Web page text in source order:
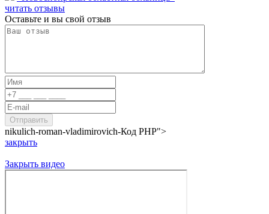
читать отзывы
Оставьте и вы свой отзыв
nikulich-roman-vladimirovich-Код PHP">
закрыть
Закрыть видео